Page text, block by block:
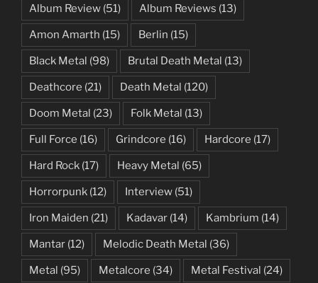
Album Review (51) Album Reviews (13)
Amon Amarth (15) Berlin (15)
Black Metal (98) Brutal Death Metal (13)
Deathcore (21) Death Metal (120)
Doom Metal (23) Folk Metal (13)
Full Force (16) Grindcore (16) Hardcore (17)
Hard Rock (17) Heavy Metal (65)
Horrorpunk (12) Interview (51)
Iron Maiden (21) Kadavar (14) Kambrium (14)
Mantar (12) Melodic Death Metal (36)
Metal (95) Metalcore (34) Metal Festival (24)